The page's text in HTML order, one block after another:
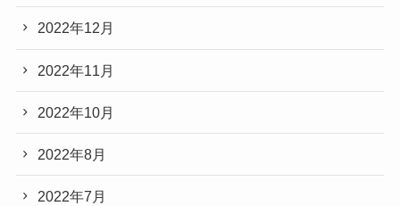
2022年12月
2022年11月
2022年10月
2022年8月
2022年7月